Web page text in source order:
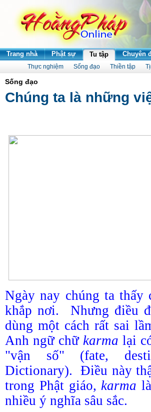
Trang nhà Phật sự Tu tập Chuyên
Thực nghiệm Sống đạo Thiền tập
Sống đạo
Chúng ta là những
Ngày nay chúng ta thấy
khắp nơi. Nhưng điều
dùng một cách rất sai
Anh ngữ chữ karma lại
"vận số" (fate,
Dictionary). Điều này
trong Phật giáo,karma
nhiều ý nghĩa sâu sắc.